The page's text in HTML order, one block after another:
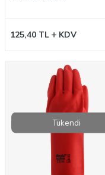
125,40 TL KDV
Tükendi